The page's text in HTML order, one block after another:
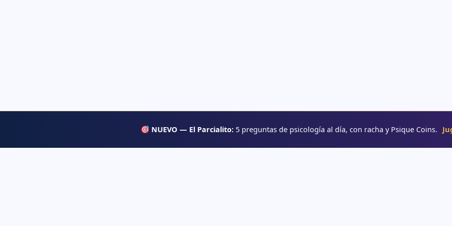
NUEVO — El Parcialito:5 preguntas de psicología al día, con racha y Psique Coins.